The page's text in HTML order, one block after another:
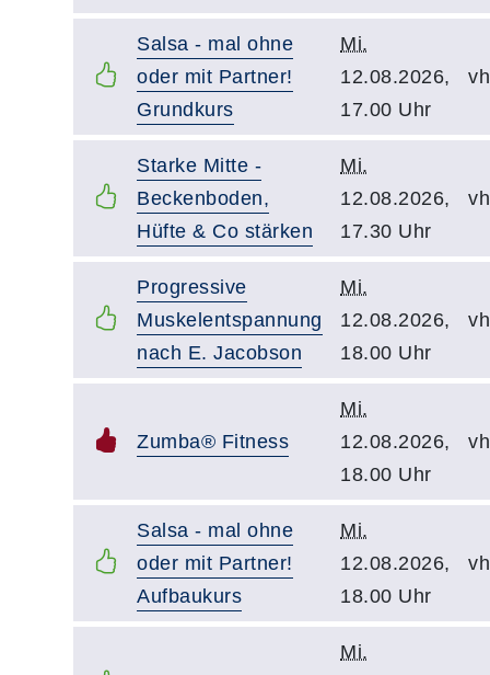
Salsa - mal ohne
oder mit Partner!
Grundkurs
Mi.
12.08.2026,
17.00 Uhr
Starke Mitte -
Beckenboden,
Hüfte & Co stärken
Mi.
12.08.2026,
17.30 Uhr
Progressive
Muskelentspannung
nach E. Jacobson
Mi.
12.08.2026,
18.00 Uhr
Zumba® Fitness
Mi.
12.08.2026,
18.00 Uhr
Salsa - mal ohne
oder mit Partner!
Aufbaukurs
Mi.
12.08.2026,
18.00 Uhr
Mi.